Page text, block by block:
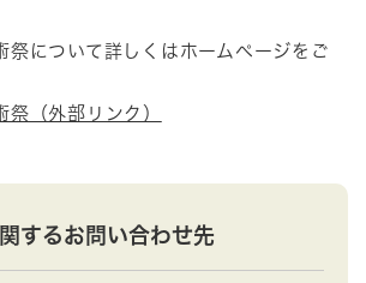
祭について詳しくはホームページをご
（外部リンク）
するお問い合わせ先